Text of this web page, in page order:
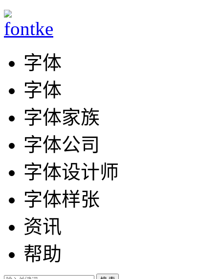
字体
字体
字体家族
字体公司
字体设计师
字体样张
资讯
帮助